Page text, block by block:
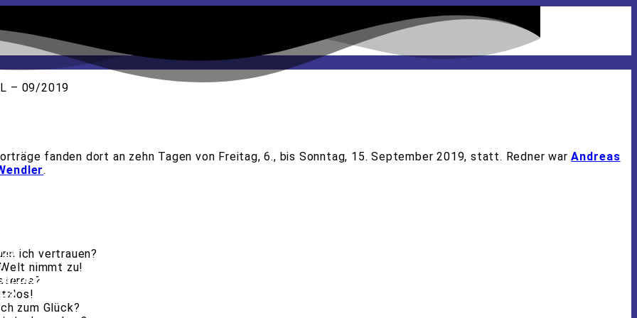
Juli 2022
Oktober 2019
2019
2025
– 09/2019
fanden dort an zehn Tagen von Freitag, 6., bis Sonntag, 15. September 2019, statt. Redner warAndreas
.
ich vertrauen?
nimmt zu!
zum Glück?